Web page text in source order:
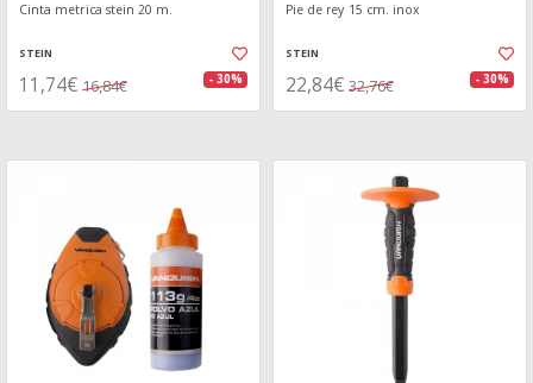
Cinta metrica stein 20 m.
STEIN
11,74€ 16,84€ - 30%
Pie de rey 15 cm. inox
STEIN
22,84€ 32,76€ - 30%